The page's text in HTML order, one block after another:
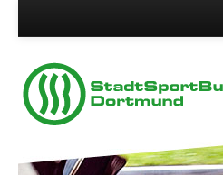
Suche
Kontakt
Impressum